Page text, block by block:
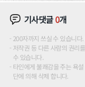
기사댓글0개
200자까지 쓰실 수 있습니
저작권 등 다른 사람의 권리
수 있습니다.
타인에게 불쾌감을 주는 욕
단에 의해 삭제 합니다.